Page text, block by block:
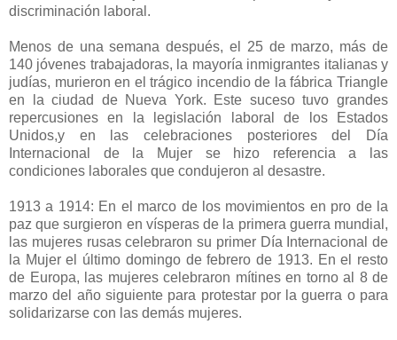
discriminación laboral.
Menos de una semana después, el 25 de marzo, más de
140 jóvenes trabajadoras, la mayoría inmigrantes italianas y
judías, murieron en el trágico incendio de la fábrica Triangle
en la ciudad de Nueva York. Este suceso tuvo grandes
repercusiones en la legislación laboral de los Estados
Unidos,y en las celebraciones posteriores del Día
Internacional de la Mujer se hizo referencia a las
condiciones laborales que condujeron al desastre.
1913 a 1914: En el marco de los movimientos en pro de la
paz que surgieron en vísperas de la primera guerra mundial,
las mujeres rusas celebraron su primer Día Internacional de
la Mujer el último domingo de febrero de 1913. En el resto
de Europa, las mujeres celebraron mítines en torno al 8 de
marzo del año siguiente para protestar por la guerra o para
solidarizarse con las demás mujeres.